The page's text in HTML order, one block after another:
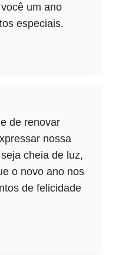
um ano
especiais.
de renovar
nossa
cheia de luz,
o novo ano nos
de felicidade